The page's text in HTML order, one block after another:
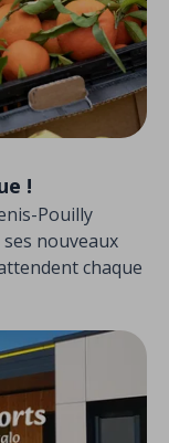
!
Pouilly
nouveaux
chaque